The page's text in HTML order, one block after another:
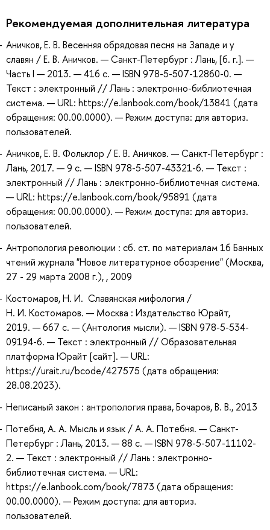
Рекомендуемая дополнительная литература
Аничков, Е. В. Весенняя обрядовая песня на Западе и у
славян / Е. В. Аничков. — Санкт-Петербург : Лань, [б. г.]. —
Часть I — 2013. — 416 с. — ISBN 978-5-507-12860-0. —
Текст : электронный // Лань : электронно-библиотечная
система. — URL: https://e.lanbook.com/book/13841 (дата
обращения: 00.00.0000). — Режим доступа: для авториз.
пользователей.
Аничков, Е. В. Фольклор / Е. В. Аничков. — Санкт-Петербург :
Лань, 2017. — 9 с. — ISBN 978-5-507-43321-6. — Текст :
электронный // Лань : электронно-библиотечная система.
— URL: https://e.lanbook.com/book/95891 (дата
обращения: 00.00.0000). — Режим доступа: для авториз.
пользователей.
Антропология революции : сб. ст. по материалам 16 Банных
чтений журнала "Новое литературное обозрение" (Москва,
27 - 29 марта 2008 г.), , 2009
Костомаров, Н. И. Славянская мифология /
Н. И. Костомаров. — Москва : Издательство Юрайт,
2019. — 667 с. — (Антология мысли). — ISBN 978-5-534-
09194-6. — Текст : электронный // Образовательная
платформа Юрайт [сайт]. — URL:
https://urait.ru/bcode/427575 (дата обращения:
28.08.2023).
Неписаный закон : антропология права, Бочаров, В. В., 2013
Потебня, А. А. Мысль и язык / А. А. Потебня. — Санкт-
Петербург : Лань, 2013. — 88 с. — ISBN 978-5-507-11102-
2. — Текст : электронный // Лань : электронно-
библиотечная система. — URL:
https://e.lanbook.com/book/7873 (дата обращения:
00.00.0000). — Режим доступа: для авториз.
пользователей.